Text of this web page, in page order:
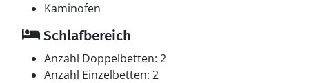
Kaminofen
Schlafbereich
Anzahl Doppelbetten: 2
Anzahl Einzelbetten: 2